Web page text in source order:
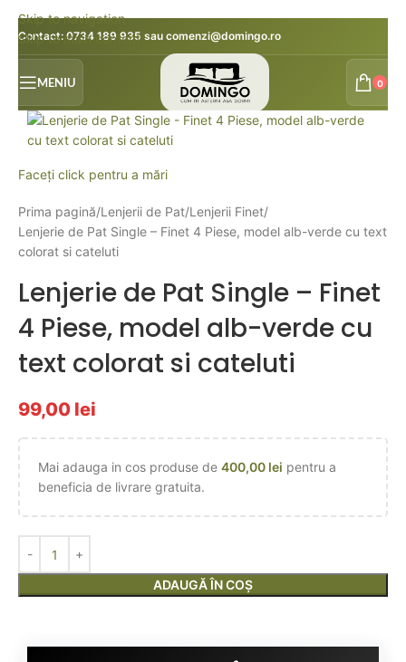
Skip to navigation
Skip to main content
Contact: 0734 189 935 sau comenzi@domingo.ro
MENIU 0
Faceți click pentru a mări
Prima pagină Lenjerii de Pat Lenjerii Finet
Lenjerie de Pat Single – Finet 4 Piese, model alb-verde cu text
colorat si cateluti
Lenjerie de Pat Single – Finet
4 Piese, model alb-verde cu
text colorat si cateluti
99,00 lei
Mai adauga in cos produse de 400,00 lei pentru a
beneficia de livrare gratuita.
ADAUGĂ ÎN COȘ